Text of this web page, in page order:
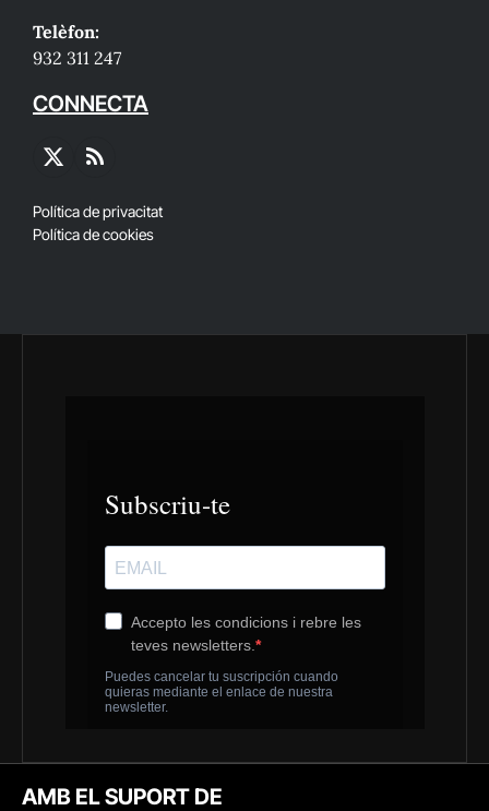
Telèfon:
932 311 247
CONNECTA
X
RSS
Política de privacitat
Política de cookies
AMB EL SUPORT DE